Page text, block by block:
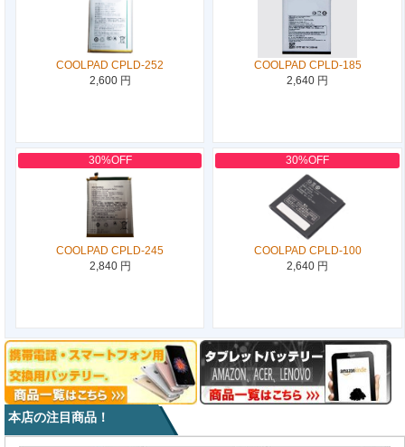
COOLPAD CPLD-252
2,600 円
COOLPAD CPLD-185
2,640 円
30%OFF
COOLPAD CPLD-245
2,840 円
30%OFF
COOLPAD CPLD-100
2,640 円
本店の注目商品！